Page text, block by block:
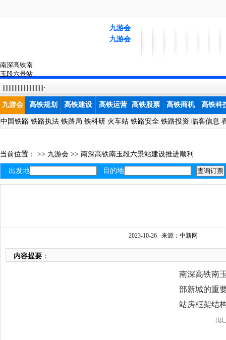
九游会
九游会
南深高铁南
玉段六景站
建设推进顺
利-九游会
|||||||||||||||||||||||||||·
九游会 高铁规划 高铁建设 高铁运营 高铁股票 高铁商机 高铁科
中国铁路 铁路执法 铁路局 铁科研 火车站 铁路安全 铁路投资 临客信息
当前位置： >> 九游会 >> 南深高铁南玉段六景站建设推进顺利
出发地 目的地
2023-10-26 来源：中新网
内容提要 ：
南深高铁南
部新城的重
站房框架结
（